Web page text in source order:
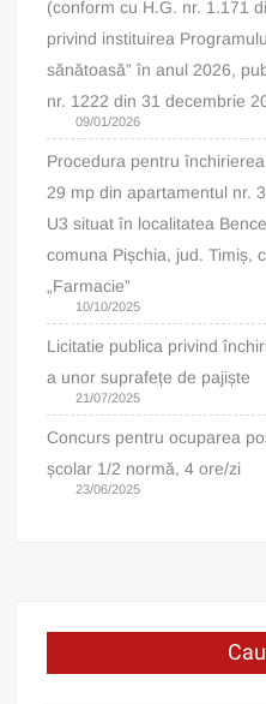
(conform cu H.G. nr. 1.171
privind instituirea
sănătoasă” în anul 2026,
nr. 1222 din 31 decembrie
09/01/2026
Procedura pentru
29 mp din apartamentul nr.
U3 situat în localitatea
comuna Pișchia, jud. Timiș,
„Farmacie”
10/10/2025
Licitatie publica privind
a unor suprafețe de pajiște
21/07/2025
Concurs pentru ocuparea
școlar 1/2 normă, 4 ore/zi
23/06/2025